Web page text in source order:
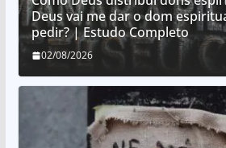
Deus vai me dar o dom
pedir? | Estudo Completo
02/08/2026